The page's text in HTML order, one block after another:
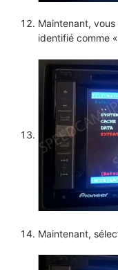
Maintenant,
identifié comme «
Maintenant,